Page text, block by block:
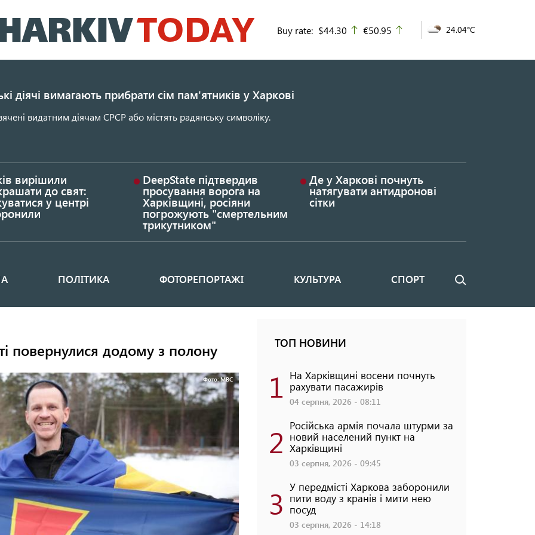
до
основного
Buy rate: $44.30 up
€50.95 24.04°C
діячі вимагають прибрати сім пам'ятників у Харкові
видатним діячам СРСР або містять радянську символіку.
вирішили
до свят:
у центрі
DeepState підтвердив
просування ворога на
Харківщині, росіяни
погрожують "смертельним
трикутником"
Де у Харкові почнуть
натягувати антидронові
сітки
ПОЛІТИКА ФОТОРЕПОРТАЖІ КУЛЬТУРА СПОРТ Пошук
повернулися додому з полону
Фото: МВС
ТОП НОВИНИ
1 На Харківщині восени почнуть
рахувати пасажирів
04 серпня, 2026 - 08:11
2 Російська армія почала штурми за
новий населений пункт на
Харківщині
03 серпня, 2026 - 09:45
3 У передмісті Харкова заборонили
пити воду з кранів і мити нею
посуд
03 серпня, 2026 - 14:18